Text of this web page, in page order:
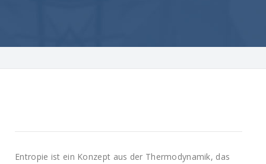
Entropie ist ein Konzept aus der Thermodynamik, das